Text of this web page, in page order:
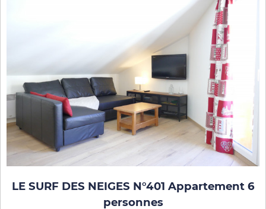
LE SURF DES NEIGES N°401 Appartement 6
personnes